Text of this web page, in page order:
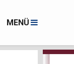
MENÜ